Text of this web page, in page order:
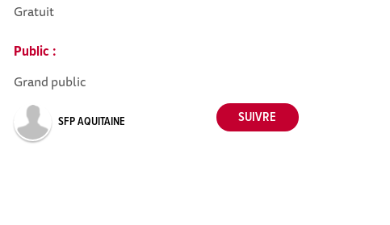
Gratuit
Public :
Grand public
SFP AQUITAINE